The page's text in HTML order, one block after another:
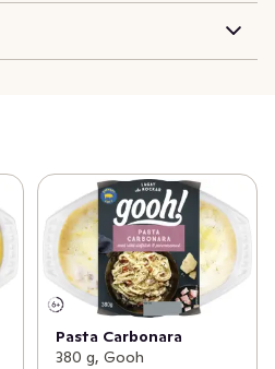
Pasta Carbonara
380 g, Gooh